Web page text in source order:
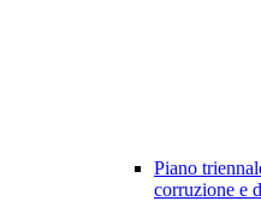
Piano
corruzione e